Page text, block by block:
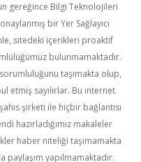
gereğince Bilgi Teknolojileri
bir Yer Sağlayıcı
sitedeki içerikleri proaktif
bulunmamaktadır.
taşımakta olup,
etmiş sayılırlar. Bu internet
şirketi ile hiçbir bağlantısı
hazırladığımız makaleler
haber niteliği taşımamakta
paylaşım yapılmamaktadır.